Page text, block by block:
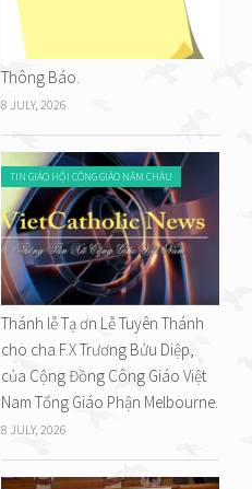
Thông Báo.
8 JULY, 2026
TIN GIÁO HỘI CÔNG GIÁO NĂM CHÂU
Thánh lễ Tạ ơn Lễ Tuyên Thánh
cho cha F.X Trương Bửu Diệp,
của Cộng Đồng Công Giáo Việt
Nam Tổng Giáo Phận Melbourne.
8 JULY, 2026